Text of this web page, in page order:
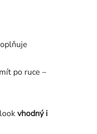
po ruce –
vhodný i